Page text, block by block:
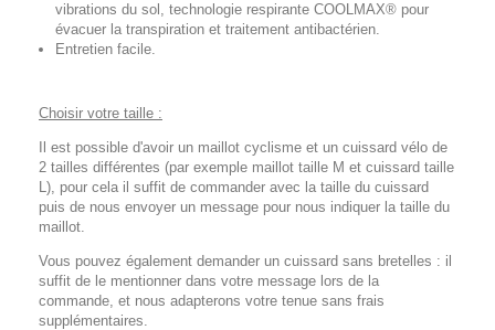
vibrations du sol, technologie respirante COOLMAX® pour
évacuer la transpiration et traitement antibactérien.
Entretien facile.
Choisir votre taille :
Il est possible d'avoir un maillot cyclisme et un cuissard vélo de
2 tailles différentes (par exemple maillot taille M et cuissard taille
L), pour cela il suffit de commander avec la taille du cuissard
puis de nous envoyer un message pour nous indiquer la taille du
maillot.
Vous pouvez également demander un cuissard sans bretelles : il
suffit de le mentionner dans votre message lors de la
commande, et nous adapterons votre tenue sans frais
supplémentaires.